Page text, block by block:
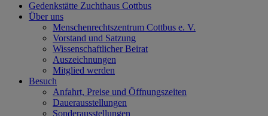
Gedenkstätte Zuchthaus Cottbus
Über uns
Menschenrechtszentrum Cottbus e. V.
Vorstand und Satzung
Wissenschaftlicher Beirat
Auszeichnungen
Mitglied werden
Besuch
Anfahrt, Preise und Öffnungszeiten
Dauerausstellungen
Sonderausstellungen